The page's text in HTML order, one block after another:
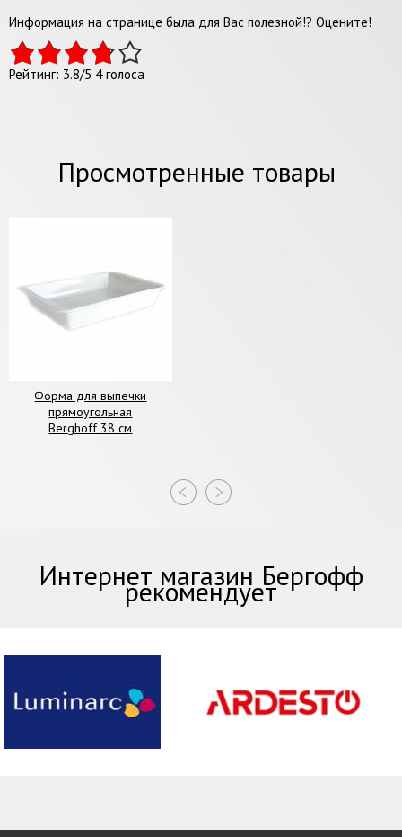
Информация на странице была для Вас полезной!? Оцените!
Рейтинг: 3.8/5 4голоса
Просмотренные товары
Форма для выпечки
прямоугольная
Berghoff 38 см
Интернет магазин Бергофф
рекомендует